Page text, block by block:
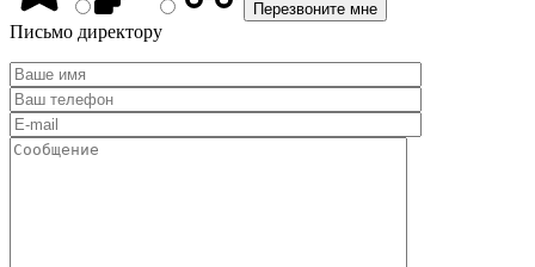
Письмо директору